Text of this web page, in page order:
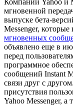
Компании Yahoo и
мгновенной
выпуске бета-
Messenger, которые
мгновенных
объявлено еще в
перед
программное
сообщений Instant
связи друг с
присутствия
Yahoo Messenger,